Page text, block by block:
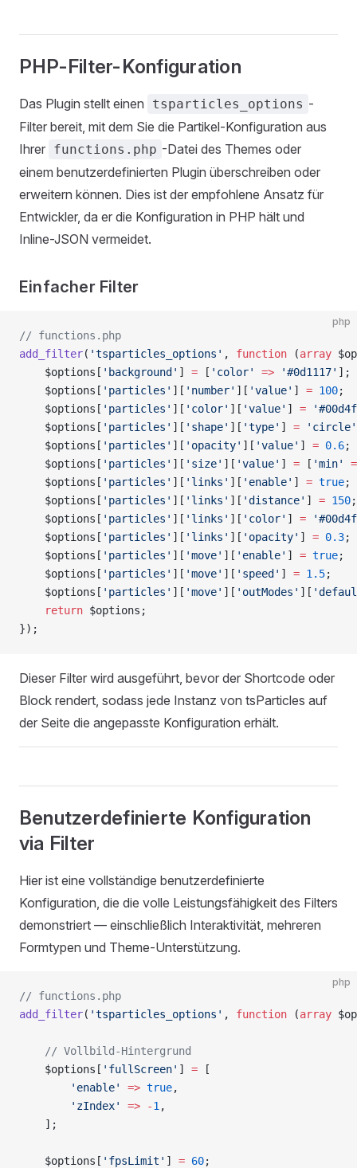
PHP-Filter-Konfiguration
Das Plugin stellt einen tsparticles_options -
Filter bereit, mit dem Sie die Partikel-Konfiguration aus
Ihrer functions.php -Datei des Themes oder
einem benutzerdefinierten Plugin überschreiben oder
erweitern können. Dies ist der empfohlene Ansatz für
Entwickler, da er die Konfiguration in PHP hält und
Inline-JSON vermeidet.
Einfacher Filter
php
// functions.php
add_filter( 'tsparticles_options' , function (array
    $options[
'background' ] = [ 'color' => '#0d1117' ];
    $options[
'particles' ][ 'number' ][ 'value' ] = 100;
    $options[
'particles' ][ 'color' ][ 'value' ] =
    $options[
'particles' ][ 'shape' ][ 'type' ] = 'circle'
    $options[
'particles' ][ 'opacity' ][ 'value' ] = 0.6;
    $options[
'particles' ][ 'size' ][ 'value' ] = [ 'min'
    $options[
'particles' ][ 'links' ][ 'enable' ] = true;
    $options[
'particles' ][ 'links' ][ 'distance' ] = 150;
    $options[
'particles' ][ 'links' ][ 'color' ] =
    $options[
'particles' ][ 'links' ][ 'opacity' ] = 0.3;
    $options[
'particles' ][ 'move' ][ 'enable' ] = true;
    $options[
'particles' ][ 'move' ][ 'speed' ] = 1.5;
    $options[
'particles' ][ 'move' ][ 'outModes' ][
    return
$options;
});
Dieser Filter wird ausgeführt, bevor der Shortcode oder
Block rendert, sodass jede Instanz von tsParticles auf
der Seite die angepasste Konfiguration erhält.
Benutzerdefinierte Konfiguration
via Filter
Hier ist eine vollständige benutzerdefinierte
Konfiguration, die die volle Leistungsfähigkeit des Filters
demonstriert — einschließlich Interaktivität, mehreren
Formtypen und Theme-Unterstützung.
php
// functions.php
add_filter( 'tsparticles_options' , function (array
    // Vollbild-Hintergrund
    $options[
'fullScreen' ] = [
        'enable'
=> true,
        'zIndex'
=> -1 ,
    ];
    $options[
'fpsLimit' ] = 60;